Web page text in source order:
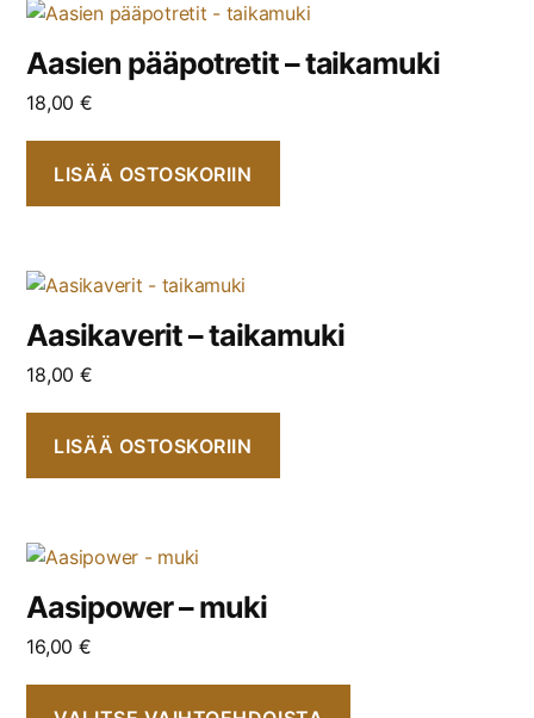
Aasien pääpotretit – taikamuki
18,00 €
LISÄÄ OSTOSKORIIN
Aasikaverit – taikamuki
18,00 €
LISÄÄ OSTOSKORIIN
Aasipower – muki
16,00 €